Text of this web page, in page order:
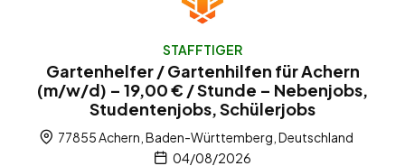
STAFFTIGER
Gartenhelfer / Gartenhilfen für Achern
(m/w/d) – 19,00 € / Stunde – Nebenjobs,
Studentenjobs, Schülerjobs
77855 Achern, Baden-Württemberg, Deutschland
04/08/2026